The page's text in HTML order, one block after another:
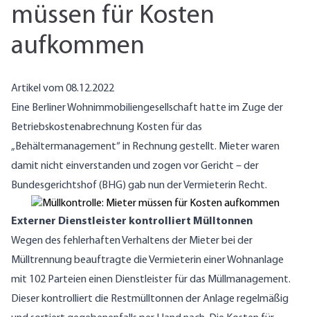
müssen für Kosten
aufkommen
Artikel vom 08.12.2022
Eine Berliner Wohnimmobiliengesellschaft hatte im Zuge der
Betriebskostenabrechnung Kosten für das
„Behältermanagement“ in Rechnung gestellt. Mieter waren
damit nicht einverstanden und zogen vor Gericht – der
Bundesgerichtshof (BHG) gab nun der Vermieterin Recht.
Externer Dienstleister kontrolliert Mülltonnen
Wegen des fehlerhaften Verhaltens der Mieter bei der
Mülltrennung beauftragte die Vermieterin einer Wohnanlage
mit 102 Parteien einen Dienstleister für das Müllmanagement.
Dieser kontrolliert die Restmülltonnen der Anlage regelmäßig